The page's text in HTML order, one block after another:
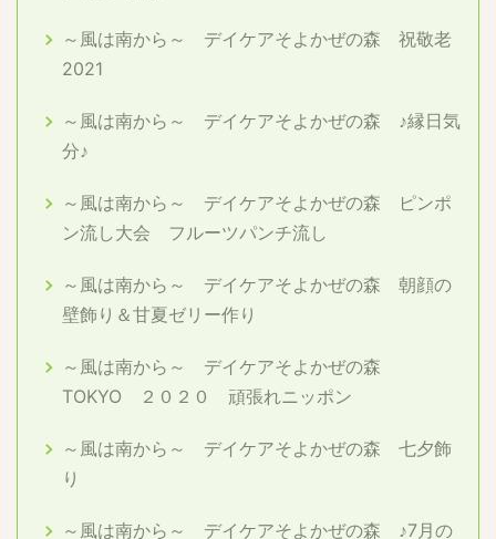
～風は南から～ デイケアそよかぜの森 祝敬老
2021
～風は南から～ デイケアそよかぜの森 ♪縁日気
分♪
～風は南から～ デイケアそよかぜの森 ピンポ
ン流し大会 フルーツパンチ流し
～風は南から～ デイケアそよかぜの森 朝顔の
壁飾り＆甘夏ゼリー作り
～風は南から～ デイケアそよかぜの森
TOKYO ２０２０ 頑張れニッポン
～風は南から～ デイケアそよかぜの森 七夕飾
り
～風は南から～ デイケアそよかぜの森 ♪7月の